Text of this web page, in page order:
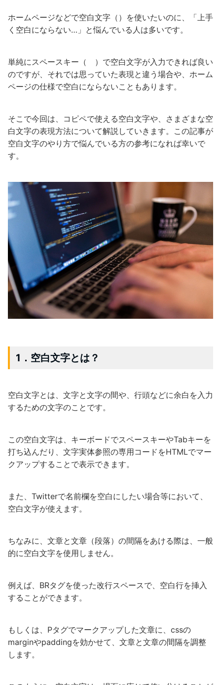
ホームページなどで空白文字（ㅤ）を使いたいのに、「上手
く空白にならない…」と悩んでいる人は多いです。
単純にスペースキー（ ）で空白文字が入力できれば良い
のですが、それでは思っていた表現と違う場合や、ホーム
ページの仕様で空白にならないこともあります。
そこで今回は、コピペで使える空白文字や、さまざまな空
白文字の表現方法について解説していきます。この記事が
空白文字のやり方で悩んでいる方の参考になれば幸いで
す。
1．空白文字とは？
空白文字とは、文字と文字の間や、行頭などに余白を入力
するための文字のことです。
この空白文字は、キーボードでスペースキーやTabキーを
打ち込んだり、文字実体参照の専用コードをHTMLでマー
クアップすることで表示できます。
また、Twitterで名前欄を空白にしたい場合等において、
空白文字が使えます。
ちなみに、文章と文章（段落）の間隔をあける際は、一般
的に空白文字を使用しません。
例えば、BRタグを使った改行スペースで、空白行を挿入
することができます。
もしくは、Pタグでマークアップした文章に、cssの
marginやpaddingを効かせて、文章と文章の間隔を調整
します。